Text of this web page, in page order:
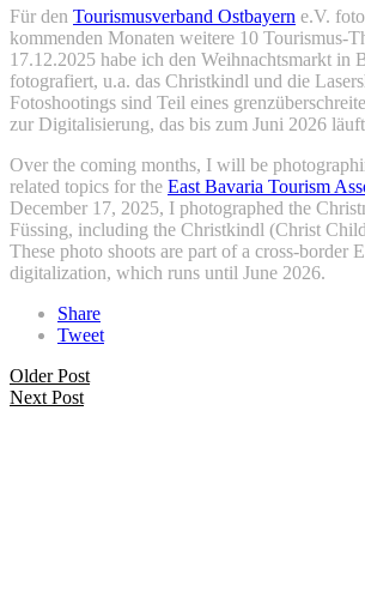
Für den Tourismusverband Ostbayern e.V.
kommenden Monaten weitere 10 Tourismus-
17.12.2025 habe ich den Weihnachtsmarkt in
fotografiert, u.a. das Christkindl und die
Fotoshootings sind Teil eines
zur Digitalisierung, das bis zum Juni 2026
Over the coming months, I will be
related topics for the East Bavaria Tourism
December 17, 2025, I photographed the
Füssing, including the Christkindl (Christ
These photo shoots are part of a cross-border
digitalization, which runs until June 2026.
Share
Tweet
Older Post
Next Post